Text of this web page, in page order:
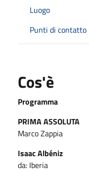
Luogo
Punti di contatto
Cos'è
Programma
PRIMA ASSOLUTA
Marco Zappia
Isaac Albéniz
da: Iberia